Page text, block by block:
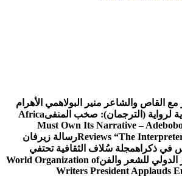
مع القاص والشاعر منير البولاهمي الأهرام
لرواية (الترجمان): صخب المنفىAfrica
Must Own Its Narrative –
Reviews “Theرسالة زيرفان
في ذكراهمجلة سُلاف الثقافية تحتفي
للشعر والفنWorld Organization of
Writers President Applauds